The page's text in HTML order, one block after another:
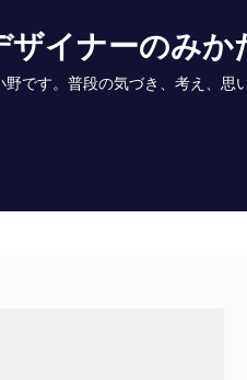
ザイナーのみか
です。普段の気づき、考え、